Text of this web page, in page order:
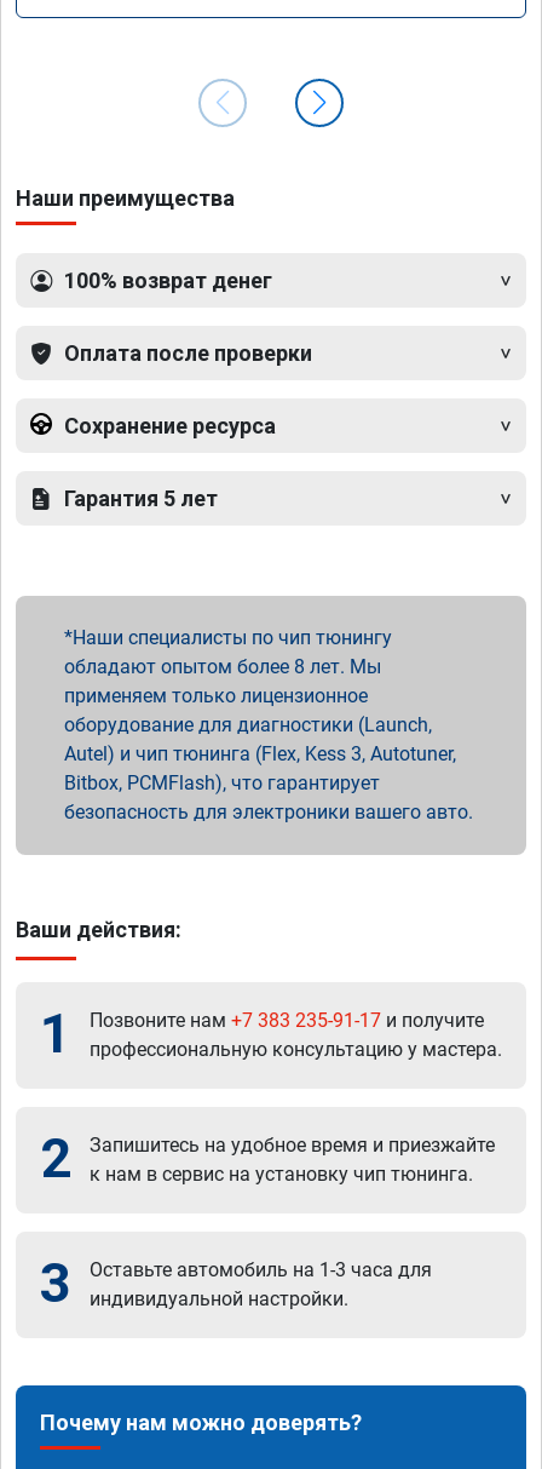
Наши преимущества
100% возврат денег
Оплата после проверки
Сохранение ресурса
Гарантия 5 лет
Наши специалисты по чип тюнингу
обладают опытом более 8 лет. Мы
применяем только лицензионное
оборудование для диагностики (Launch,
Autel) и чип тюнинга (Flex, Kess 3, Autotuner,
Bitbox, PCMFlash), что гарантирует
безопасность для электроники вашего авто.
Ваши действия:
1 Позвоните нам +7 383 235-91-17 и получите
профессиональную консультацию у мастера.
2
Запишитесь на удобное время и приезжайте
к нам в сервис на установку чип тюнинга.
3
Оставьте автомобиль на 1-3 часа для
индивидуальной настройки.
Почему нам можно доверять?